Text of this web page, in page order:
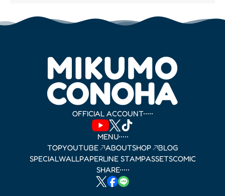
OFFICIAL ACCOUNT
MENU
TOPYOUTUBE ABOUTSHOP
BLOG
SPECIALWALLPAPERLINE STAMPASSETSCOMIC
SHARE